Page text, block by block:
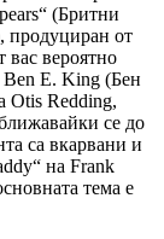
(Бритни
продуциран от
вас вероятно
Ben E. King (Бен
Otis Redding,
се до
са вкарвани и
на Frank
тема е